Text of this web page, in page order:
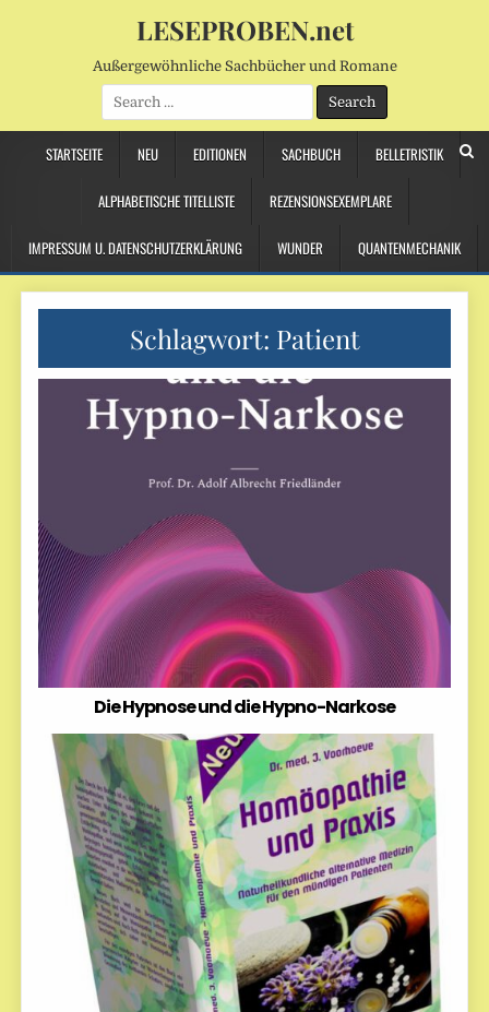
LESEPROBEN.net
Außergewöhnliche Sachbücher und Romane
Search
for:
STARTSEITE NEU EDITIONEN SACHBUCH BELLETRISTIK
ALPHABETISCHE TITELLISTE REZENSIONSEXEMPLARE
IMPRESSUM U. DATENSCHUTZERKLÄRUNG WUNDER QUANTENMECHANIK
Schlagwort: Patient
Die Hypnose und die Hypno-Narkose